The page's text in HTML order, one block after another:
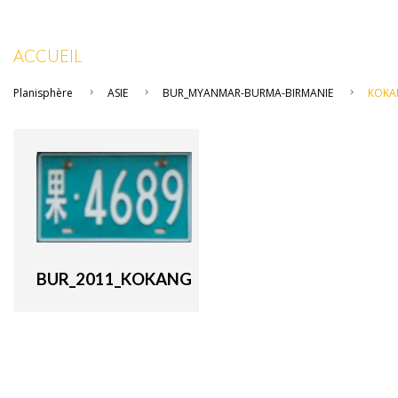
ACCUEIL
Planisphère ASIE BUR_MYANMAR-BURMA-BIRMANIE
BUR_2011_KOKANG